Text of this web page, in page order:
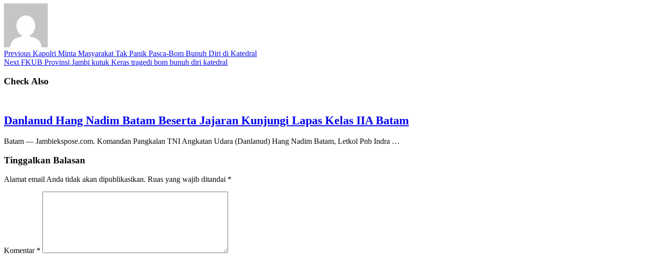
Previous Kapolri Minta Masyarakat Tak Panik Pasca-Bom Bunuh Diri di Katedral
Next FKUB Provinsi Jambi kutuk Keras tragedi bom bunuh diri katedral
Check Also
Danlanud Hang Nadim Batam Beserta Jajaran Kunjungi Lapas Kelas IIA Batam
Batam — Jambiekspose.com. Komandan Pangkalan TNI Angkatan Udara (Danlanud) Hang Nadim Batam, Letkol Pnb Indra …
Tinggalkan Balasan
Alamat email Anda tidak akan dipublikasikan. Ruas yang wajib ditandai *
Komentar *